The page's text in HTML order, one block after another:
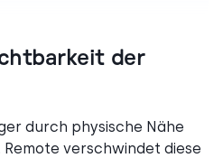
der
durch physische Nähe
verschwindet diese